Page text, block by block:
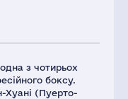
з чотирьох
боксу.
Хуані (Пуерто-